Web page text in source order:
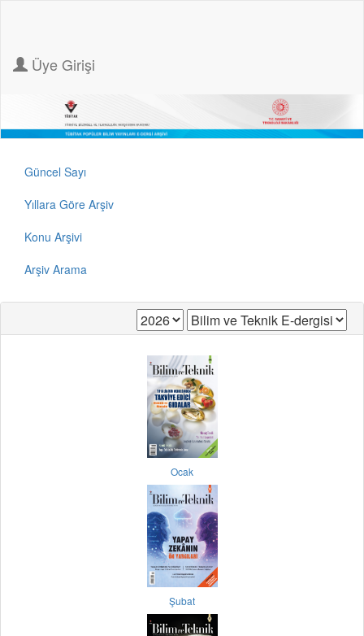
Üye Girişi
Güncel Sayı
Yıllara Göre Arşiv
Konu Arşivi
Arşiv Arama
Ocak
Şubat